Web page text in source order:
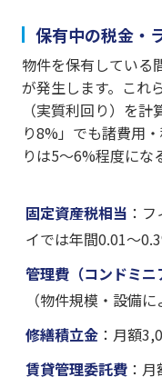
保有中の税金・
物件を保有している
が発生します。これ
（実質利回り）を
り8%」でも諸費用
りは5〜6%程度にな
固定資産税相当 ：
イでは年間0.01〜
管理費（コンドミニ
（物件規模・設備に
修繕積立金 ：月額
賃貸管理委託費 ：